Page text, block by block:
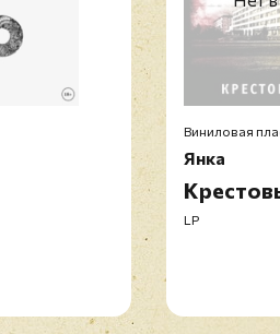
Виниловая
Янка
LP